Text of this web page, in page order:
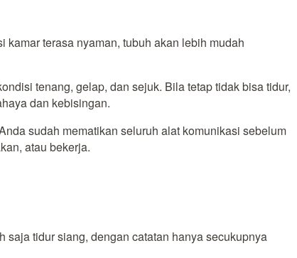
terasa nyaman, tubuh akan lebih mudah
tenang, gelap, dan sejuk. Bila tetap tidak bisa tidur,
dan kebisingan.
sudah mematikan seluruh alat komunikasi sebelum
atau bekerja.
tidur siang, dengan catatan hanya secukupnya